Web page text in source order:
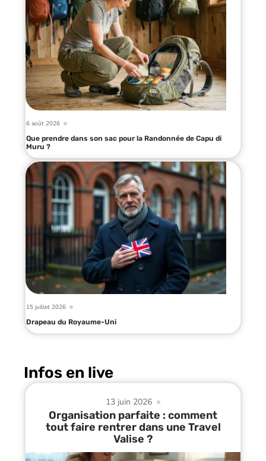
6 août 2026
Que prendre dans son sac pour la Randonnée de Capu di
Muru ?
15 juillet 2026
Drapeau du Royaume-Uni
Infos en live
13 juin 2026
Organisation parfaite : comment
tout faire rentrer dans une Travel
Valise ?